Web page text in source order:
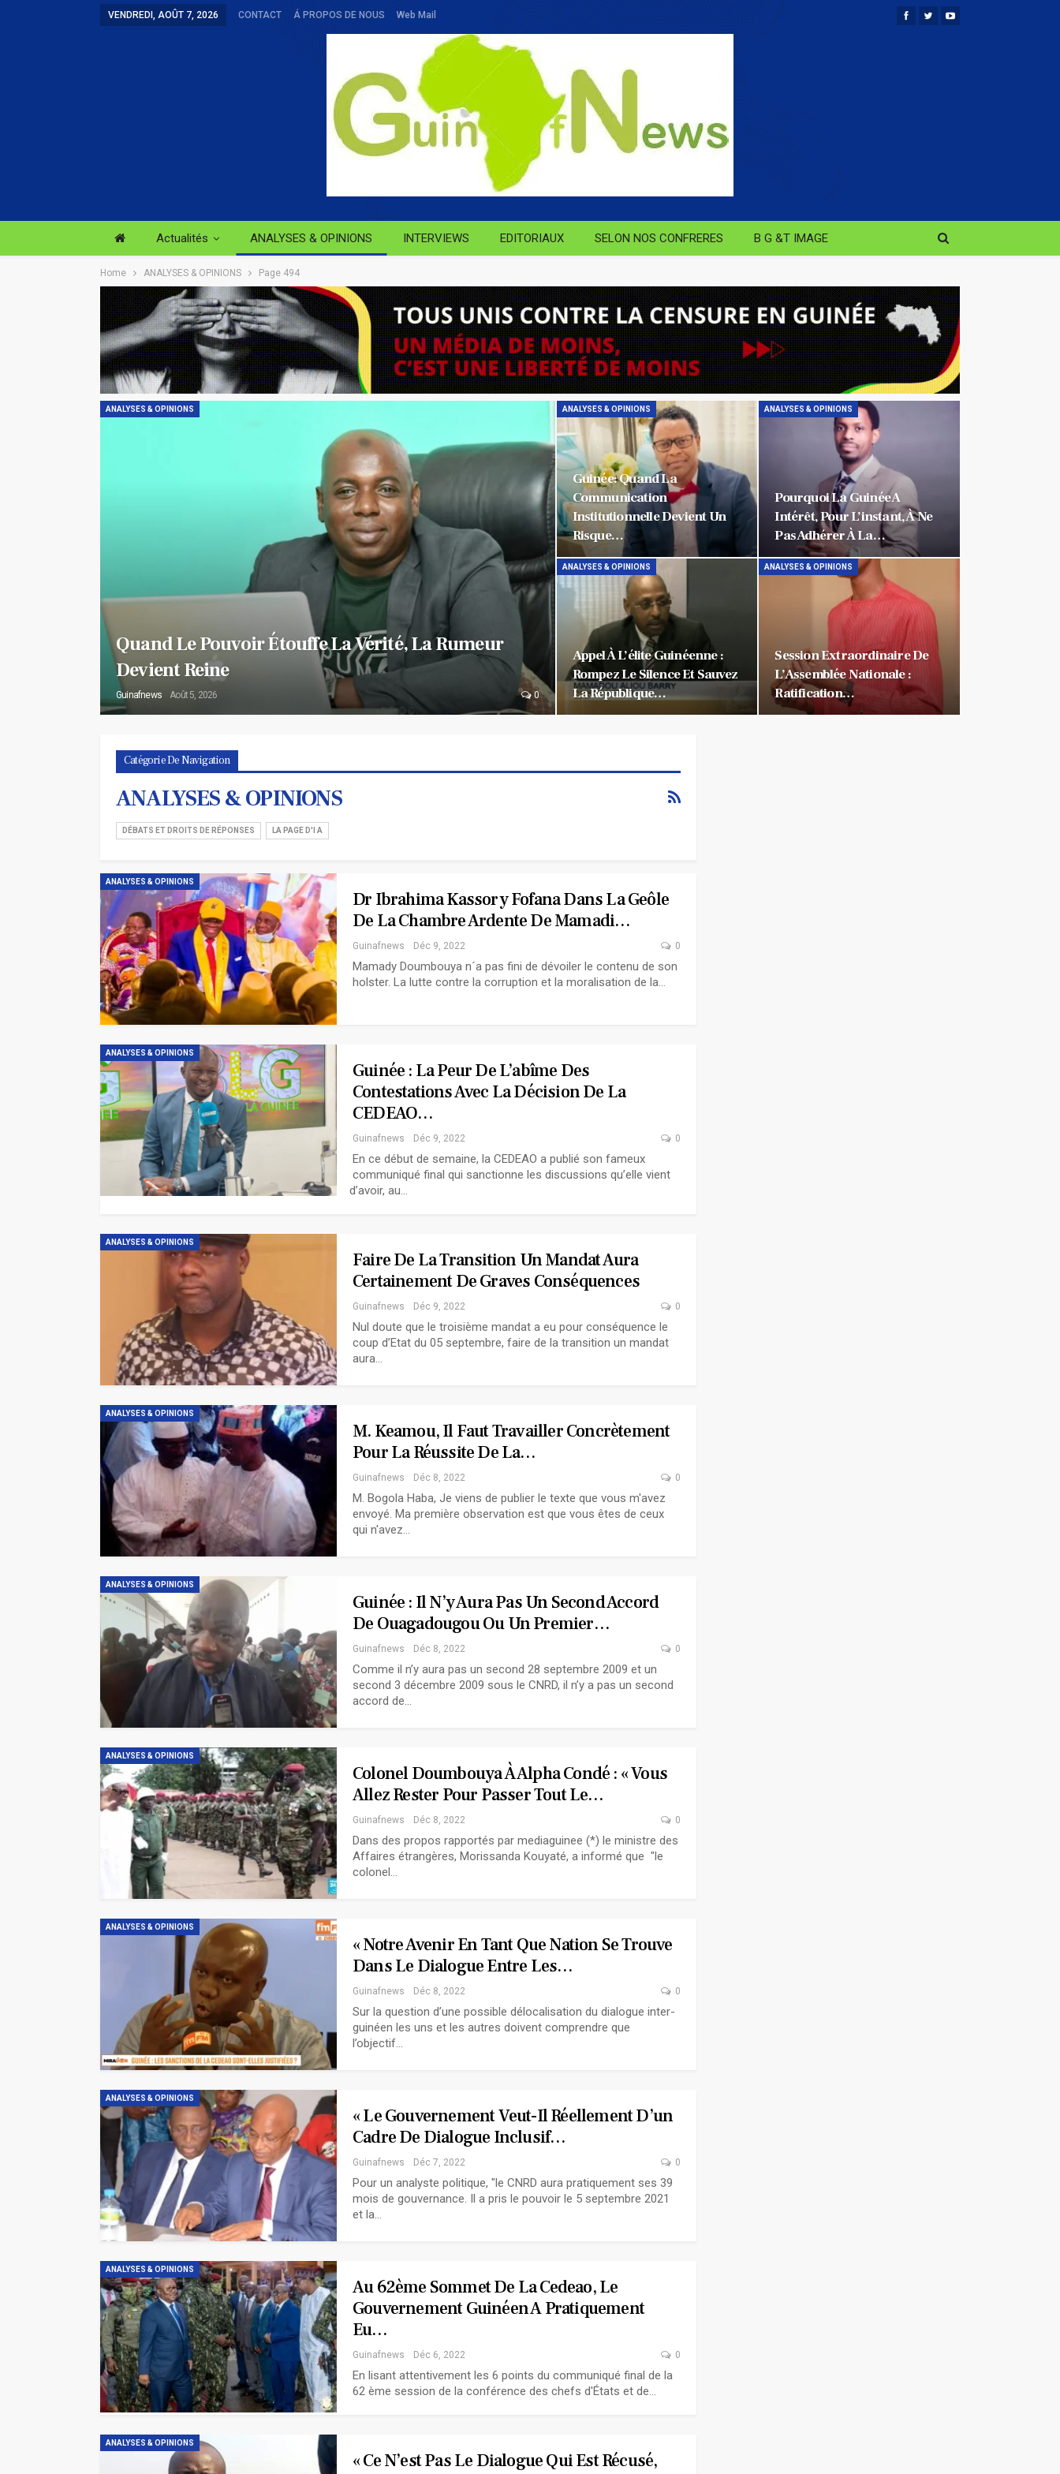
VENDREDI, AOÛT 7, 2026 CONTACT Á PROPOS DE NOUS Web Mail
Actualités ANALYSES & OPINIONS INTERVIEWS EDITORIAUX SELON NOS CONFRERES B G &T IMAGE
Home ANALYSES & OPINIONS Page 494
ANALYSES & OPINIONS
Quand Le Pouvoir Étouffe La Vérité, La Rumeur
Devient Reine
Guinafnews Août 5, 2026 0
ANALYSES & OPINIONS
Guinée: Quand La
Communication
Institutionnelle Devient Un
Risque…
ANALYSES & OPINIONS
Pourquoi La Guinée A
Intérêt, Pour L’instant, À Ne
Pas Adhérer À La…
ANALYSES & OPINIONS
Appel À L’élite Guinéenne :
Rompez Le Silence Et Sauvez
La République…
ANALYSES & OPINIONS
Session Extraordinaire De
L’Assemblée Nationale :
Ratification…
Catégorie De Navigation
ANALYSES & OPINIONS
DÉBATS ET DROITS DE RÉPONSES LA PAGE D'I A
ANALYSES & OPINIONS
Dr Ibrahima Kassory Fofana Dans La Geôle
De La Chambre Ardente De Mamadi…
Guinafnews Déc 9, 2022 0
Mamady Doumbouya n´a pas fini de dévoiler le contenu de son
holster. La lutte contre la corruption et la moralisation de la…
ANALYSES & OPINIONS
Guinée : La Peur De L’abîme Des
Contestations Avec La Décision De La
CEDEAO…
Guinafnews Déc 9, 2022 0
En ce début de semaine, la CEDEAO a publié son fameux
communiqué final qui sanctionne les discussions qu’elle vient
d’avoir, au…
ANALYSES & OPINIONS
Faire De La Transition Un Mandat Aura
Certainement De Graves Conséquences
Guinafnews Déc 9, 2022 0
Nul doute que le troisième mandat a eu pour conséquence le
coup d’Etat du 05 septembre, faire de la transition un mandat
aura…
ANALYSES & OPINIONS
M. Keamou, Il Faut Travailler Concrètement
Pour La Réussite De La…
Guinafnews Déc 8, 2022 0
M. Bogola Haba, Je viens de publier le texte que vous m'avez
envoyé. Ma première observation est que vous êtes de ceux
qui n'avez…
ANALYSES & OPINIONS
Guinée : Il N’y Aura Pas Un Second Accord
De Ouagadougou Ou Un Premier…
Guinafnews Déc 8, 2022 0
Comme il n’y aura pas un second 28 septembre 2009 et un
second 3 décembre 2009 sous le CNRD, il n’y a pas un second
accord de…
ANALYSES & OPINIONS
Colonel Doumbouya À Alpha Condé : « Vous
Allez Rester Pour Passer Tout Le…
Guinafnews Déc 8, 2022 0
Dans des propos rapportés par mediaguinee (*) le ministre des
Affaires étrangères, Morissanda Kouyaté, a informé que "le
colonel…
ANALYSES & OPINIONS
« Notre Avenir En Tant Que Nation Se Trouve
Dans Le Dialogue Entre Les…
Guinafnews Déc 8, 2022 0
Sur la question d’une possible délocalisation du dialogue inter-
guinéen les uns et les autres doivent comprendre que
l’objectif…
ANALYSES & OPINIONS
« Le Gouvernement Veut-Il Réellement D’un
Cadre De Dialogue Inclusif…
Guinafnews Déc 7, 2022 0
Pour un analyste politique, "le CNRD aura pratiquement ses 39
mois de gouvernance. Il a pris le pouvoir le 5 septembre 2021
et la…
ANALYSES & OPINIONS
Au 62ème Sommet De La Cedeao, Le
Gouvernement Guinéen A Pratiquement
Eu…
Guinafnews Déc 6, 2022 0
En lisant attentivement les 6 points du communiqué final de la
62 ème session de la conférence des chefs d'États et de…
ANALYSES & OPINIONS
« Ce N’est Pas Le Dialogue Qui Est Récusé,